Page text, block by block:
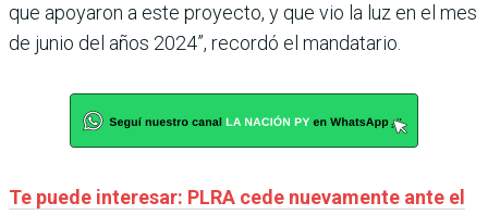
que apoyaron a este proyecto, y que vio la luz en el mes
de junio del años 2024”, recordó el mandatario.
Te puede interesar: PLRA cede nuevamente ante el